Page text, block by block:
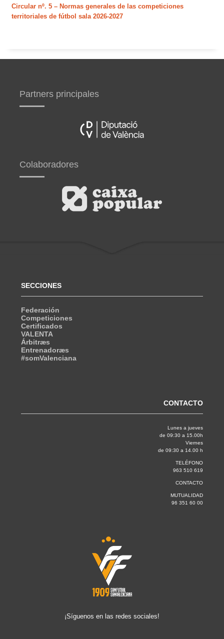
Circular nº. 5 – Normas generales de las competiciones
territoriales de fútbol sala 2026-2027
Partners principales
Colaboradores
SECCIONES
Federación
Competiciones
Certificados
VALENTA
Árbitræs
Entrenadoræs
#somValenciana
CONTACTO
Lunes a jueves
de 09:30 a 15.00h
Viernes
de 09:30 a 14.00 h
TELÉFONO
963 510 619
CONTACTO
MUTUALIDAD
96 351 60 00
¡Síguenos en las redes sociales!